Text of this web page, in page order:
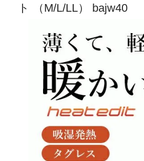
ト （M/L/LL） bajw40